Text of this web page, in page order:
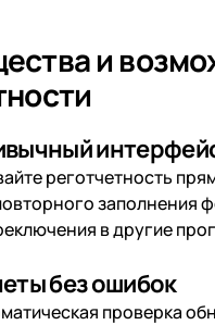
и
реготчетность
заполнения
в другие
без ошибок
проверка